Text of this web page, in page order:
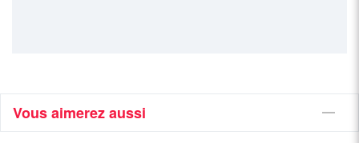
Vous aimerez aussi